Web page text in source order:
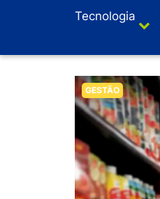
Tecnologia
GESTÃO